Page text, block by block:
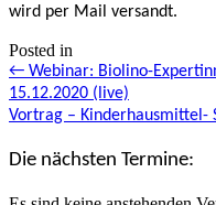
wird per Mail versandt.
Posted in
Posts
navigation
← Webinar: Biolino-
15.12.2020 (live)
Vortrag – Kinderhausmittel-
Die nächsten Termine: